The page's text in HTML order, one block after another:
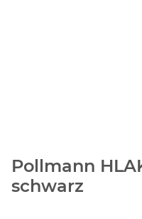
Pollmann
schwarz